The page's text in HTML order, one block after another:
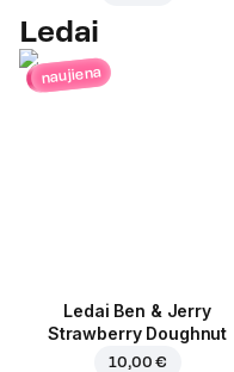
Ledai
naujiena
Ledai Ben & Jerry
Strawberry Doughnut
10,00 €